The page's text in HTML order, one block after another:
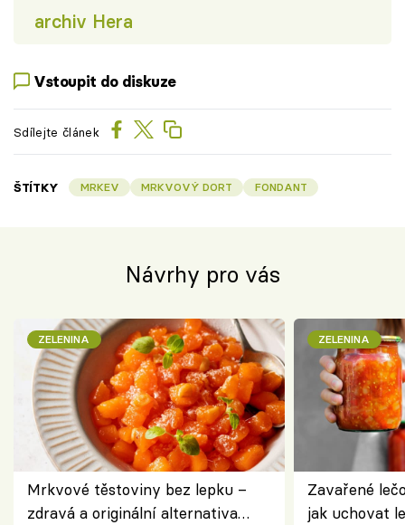
archiv Hera
Vstoupit do diskuze
Sdílejte článek
ŠTÍTKY MRKEV MRKVOVÝ DORT FONDANT
Návrhy pro vás
ZELENINA
Mrkvové těstoviny bez lepku –
zdravá a originální alternativa
ZELENINA
Zavařené
jak uchovat